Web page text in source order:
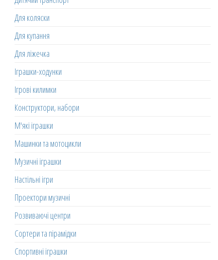
Для коляски
Для купання
Для ліжечка
Іграшки-ходунки
Ігрові килимки
Конструктори, набори
М'які іграшки
Машинки та мотоцикли
Музичні іграшки
Настільні ігри
Проектори музичні
Розвиваючі центри
Сортери та пірамідки
Спортивні іграшки